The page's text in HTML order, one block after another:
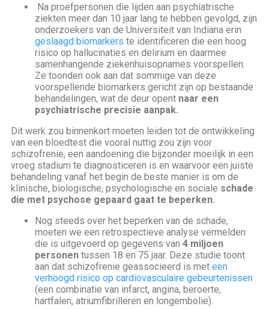
Na proefpersonen die lijden aan psychiatrische
ziekten meer dan 10 jaar lang te hebben gevolgd, zijn
onderzoekers van de Universiteit van Indiana erin
geslaagd biomarkers te identificeren die een hoog
risico op hallucinaties en delirium en daarmee
samenhangende ziekenhuisopnames voorspellen.
Ze toonden ook aan dat sommige van deze
voorspellende biomarkers gericht zijn op bestaande
behandelingen, wat de deur opent naar een
psychiatrische precisie aanpak.
Dit werk zou binnenkort moeten leiden tot de ontwikkeling
van een bloedtest die vooral nuttig zou zijn voor
schizofrenie, een aandoening die bijzonder moeilijk in een
vroeg stadium te diagnosticeren is en waarvoor een juiste
behandeling vanaf het begin de beste manier is om de
klinische, biologische, psychologische en sociale schade
die met psychose gepaard gaat te beperken.
Nog steeds over het beperken van de schade,
moeten we een retrospectieve analyse vermelden
die is uitgevoerd op gegevens van 4 miljoen
personen tussen 18 en 75 jaar. Deze studie toont
aan dat schizofrenie geassocieerd is met een
verhoogd risico op cardiovasculaire gebeurtenissen
(een combinatie van infarct, angina, beroerte,
hartfalen, atriumfibrilleren en longembolie).